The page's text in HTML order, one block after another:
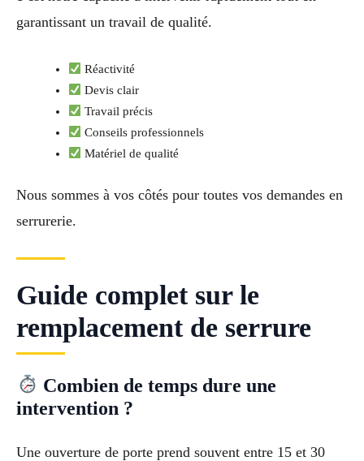
garantissant un travail de qualité.
Réactivité
Devis clair
Travail précis
Conseils professionnels
Matériel de qualité
Nous sommes à vos côtés pour toutes vos demandes en
serrurerie.
Guide complet sur le
remplacement de serrure
Combien de temps dure une
intervention ?
Une ouverture de porte prend souvent entre 15 et 30